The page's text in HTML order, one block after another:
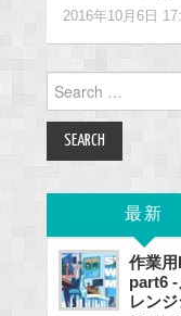
2016年10月6日
for:
最新
作業
part6 -
レン